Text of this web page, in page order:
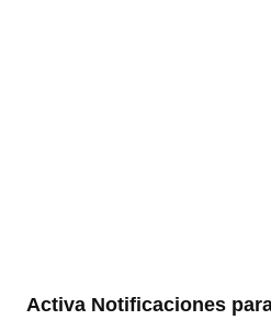
Activa Notificaciones